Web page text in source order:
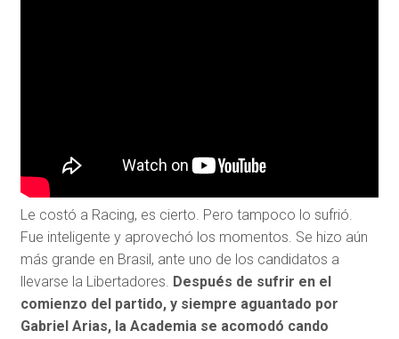
Le costó a Racing, es cierto. Pero tampoco lo sufrió.
Fue inteligente y aprovechó los momentos. Se hizo aún
más grande en Brasil, ante uno de los candidatos a
llevarse la Libertadores. Después de sufrir en el
comienzo del partido, y siempre aguantado por
Gabriel Arias, la Academia se acomodó cando